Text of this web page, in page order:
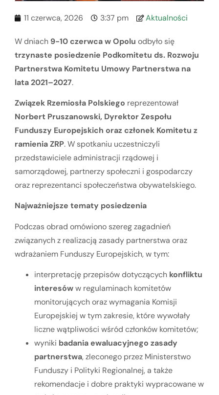
11 czerwca, 2026 3:37 pm Aktualności
W dniach 9-10 czerwca w Opolu odbyło się
trzynaste posiedzenie Podkomitetu ds. Rozwoju
Partnerstwa Komitetu Umowy Partnerstwa na
lata 2021–2027.
Związek Rzemiosła Polskiego reprezentował
Norbert Pruszanowski, Dyrektor Zespołu
Funduszy Europejskich oraz członek Komitetu z
ramienia ZRP. W spotkaniu uczestniczyli
przedstawiciele administracji rządowej i
samorządowej, partnerzy społeczni i gospodarczy
oraz reprezentanci społeczeństwa obywatelskiego.
Najważniejsze tematy posiedzenia
Podczas obrad omówiono szereg zagadnień
związanych z realizacją zasady partnerstwa oraz
wdrażaniem Funduszy Europejskich, w tym:
interpretację przepisów dotyczących konfliktu
interesóww regulaminach komitetów
monitorujących oraz wymagania Komisji
Europejskiej w tym zakresie, które wywołały
liczne wątpliwości wśród członków komitetów;
wyniki badania ewaluacyjnego zasady
partnerstwa, zleconego przez Ministerstwo
Funduszy i Polityki Regionalnej, a także
rekomendacje i dobre praktyki wypracowane w